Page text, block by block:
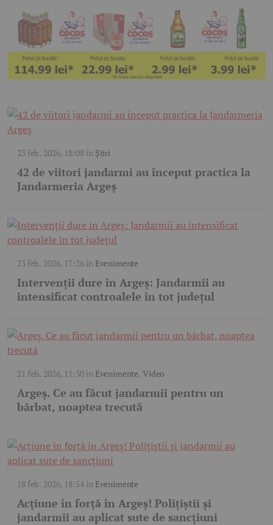
23 feb. 2026, 18:08în Știri
42 de viitori jandarmi au început practica la
Jandarmeria Argeș
23 feb. 2026, 17:26în Evenimente
Intervenții dure în Argeș: Jandarmii au
intensificat controalele în tot județul
21 feb. 2026, 11:30în Evenimente,Video
Argeș. Ce au făcut jandarmii pentru un
bărbat, noaptea trecută
18 feb. 2026, 18:54în Evenimente
Acțiune în forță în Argeș! Polițiștii și
jandarmii au aplicat sute de sancțiuni